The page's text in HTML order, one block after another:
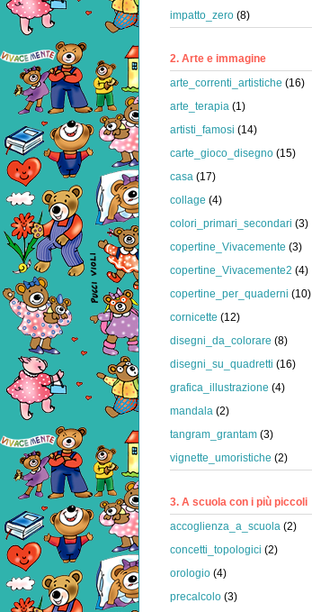
impatto_zero (8)
2. Arte e immagine
arte_correnti_artistiche (16)
arte_terapia (1)
artisti_famosi (14)
carte_gioco_disegno (15)
casa (17)
collage (4)
colori_primari_secondari (3)
copertine_Vivacemente (3)
copertine_Vivacemente2 (4)
copertine_per_quaderni (10)
cornicette (12)
disegni_da_colorare (8)
disegni_su_quadretti (16)
grafica_illustrazione (4)
mandala (2)
tangram_grantam (3)
vignette_umoristiche (2)
3. A scuola con i più piccoli
accoglienza_a_scuola (2)
concetti_topologici (2)
orologio (4)
precalcolo (3)